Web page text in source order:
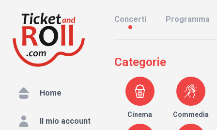
Home
Il mio account
Concerti Programma
Categorie
Cinema Commedia